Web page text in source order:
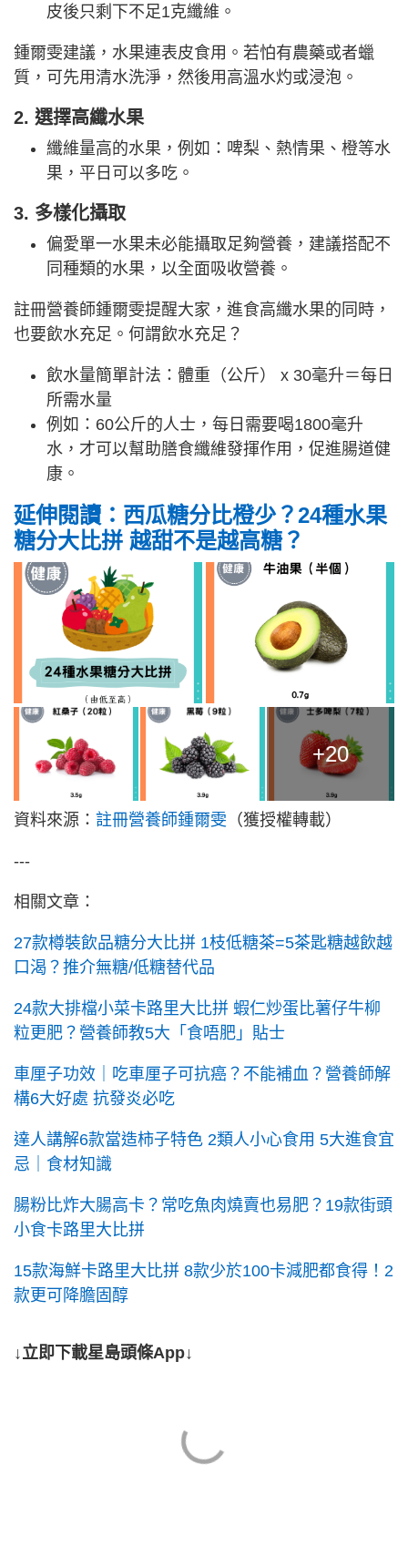
皮後只剩下不足1克纖維。
鍾爾雯建議，水果連表皮食用。若怕有農藥或者蠟
質，可先用清水洗淨，然後用高溫水灼或浸泡。
2. 選擇高纖水果
纖維量高的水果，例如：啤梨、熱情果、橙等水
果，平日可以多吃。
3. 多樣化攝取
偏愛單一水果未必能攝取足夠營養，建議搭配不
同種類的水果，以全面吸收營養。
註冊營養師鍾爾雯提醒大家，進食高纖水果的同時，
也要飲水充足。何謂飲水充足？
飲水量簡單計法：體重（公斤） x 30毫升＝每日
所需水量
例如：60公斤的人士，每日需要喝1800毫升
水，才可以幫助膳食纖維發揮作用，促進腸道健
康。
延伸閱讀：西瓜糖分比橙少？24種水果
糖分大比拼 越甜不是越高糖？
+20
資料來源： 註冊營養師鍾爾雯 （獲授權轉載）
---
相關文章：
27款樽裝飲品糖分大比拼 1枝低糖茶=5茶匙糖越飲越
口渴？推介無糖/低糖替代品
24款大排檔小菜卡路里大比拼 蝦仁炒蛋比薯仔牛柳
粒更肥？營養師教5大「食唔肥」貼士
車厘子功效｜吃車厘子可抗癌？不能補血？營養師解
構6大好處 抗發炎必吃
達人講解6款當造柿子特色 2類人小心食用 5大進食宜
忌｜食材知識
腸粉比炸大腸高卡？常吃魚肉燒賣也易肥？19款街頭
小食卡路里大比拼
15款海鮮卡路里大比拼 8款少於100卡減肥都食得！2
款更可降膽固醇
↓立即下載星島頭條App↓